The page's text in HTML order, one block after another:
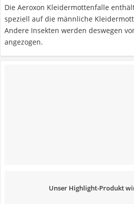
Die Aeroxon Kleidermottenfalle
speziell auf die männliche
Andere Insekten werden deswegen
angezogen.
Unser Highlight-Produkt